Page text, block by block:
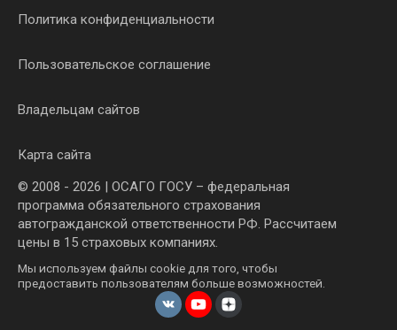
Политика конфиденциальности
Пользовательское соглашение
Владельцам сайтов
Карта сайта
© 2008 - 2026 | ОСАГО ГОСУ – федеральная
программа обязательного страхования
автогражданской ответственности РФ. Рассчитаем
цены в 15 страховых компаниях.
Мы используем файлы cookie для того, чтобы
предоставить пользователям больше возможностей.